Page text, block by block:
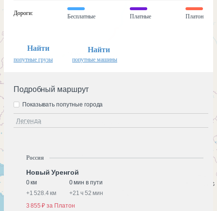
Дороги:
Бесплатные Платные Платон
Найти
попутные грузы
Найти
попутные машины
Подробный маршрут
Легенда
Показывать попутные города
Россия
Новый Уренгой
0 км
0 мин в пути
+1 528.4 км +21 ч 52 мин
3 855 ₽ за Платон